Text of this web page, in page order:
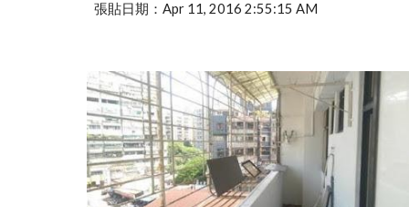
張貼日期：Apr 11, 2016 2:55:15 AM